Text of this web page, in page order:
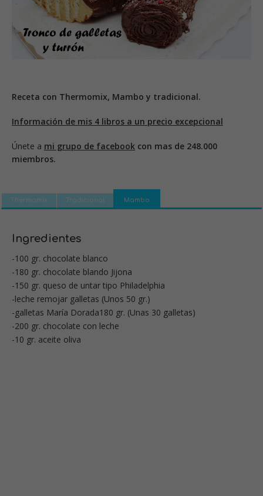
Receta con Thermomix, Mambo y tradicional.
Información de mis 4 libros a un precio excepcional
Únete a mi grupo de facebook con mas de 248.000
miembros.
Thermomix Tradicional Mambo
Ingredientes
-100 gr. chocolate blanco
-180 gr. chocolate blando Jijona
-150 gr. queso de untar tipo Philadelphia
-leche remojar galletas (Unos 50 gr.)
-galletas María Dorada180 gr. (Unas 30 galletas)
-200 gr. chocolate con leche
-10 gr. aceite oliva